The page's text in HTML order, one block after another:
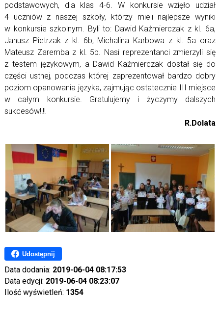
podstawowych, dla klas 4-6. W konkursie wzięło udział
4 uczniów z naszej szkoły, którzy mieli najlepsze wyniki
w konkursie szkolnym. Byli to: Dawid Kaźmierczak z kl. 6a,
Janusz Pietrzak z kl. 6b, Michalina Karbowa z kl. 5a oraz
Mateusz Zaremba z kl. 5b. Nasi reprezentanci zmierzyli się
z testem językowym, a Dawid Kaźmierczak dostał się do
części ustnej, podczas której zaprezentował bardzo dobry
poziom opanowania języka, zajmując ostatecznie III miejsce
w całym konkursie. Gratulujemy i życzymy dalszych
sukcesów!!!!
R.Dolata
Udostępnij
Data dodania: 2019-06-04 08:17:53
Data edycji: 2019-06-04 08:23:07
Ilość wyświetleń: 1354